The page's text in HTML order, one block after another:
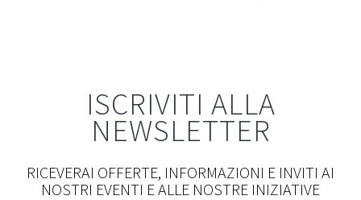
ISCRIVITI ALLA
NEWSLETTER
RICEVERAI OFFERTE, INFORMAZIONI E INVITI AI
NOSTRI EVENTI E ALLE NOSTRE INIZIATIVE